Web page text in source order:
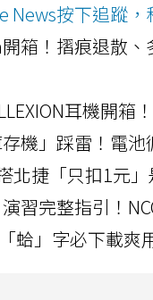
News按下追蹤，
箱！摺痕退散
耳機開
機」踩雷！電
北捷「只扣1元
習完整指引！
蛤」字必下載爽